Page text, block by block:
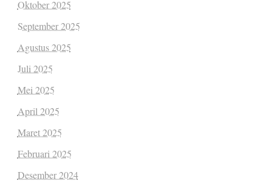
Oktober 2025
September 2025
Agustus 2025
Juli 2025
Mei 2025
April 2025
Maret 2025
Februari 2025
Desember 2024